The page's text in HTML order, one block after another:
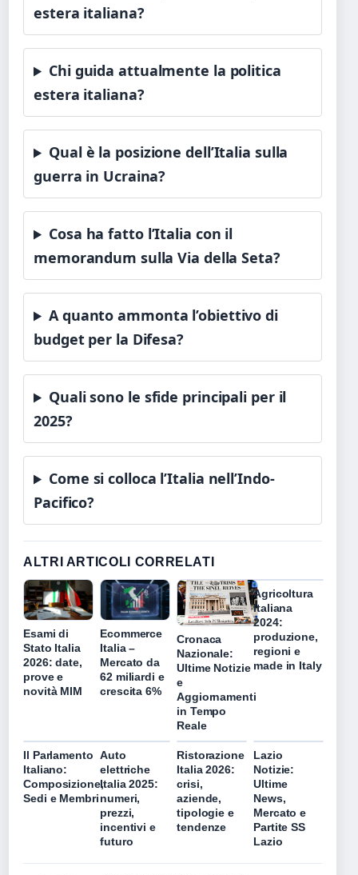
estera italiana?
Chi guida attualmente la politica
estera italiana?
Qual è la posizione dell’Italia sulla
guerra in Ucraina?
Cosa ha fatto l’Italia con il
memorandum sulla Via della Seta?
A quanto ammonta l’obiettivo di
budget per la Difesa?
Quali sono le sfide principali per il
2025?
Come si colloca l’Italia nell’Indo-
Pacifico?
ALTRI ARTICOLI CORRELATI
Esami di
Stato Italia
2026: date,
prove e
novità MIM
Ecommerce
Italia –
Mercato da
62 miliardi e
crescita 6%
Cronaca
Nazionale:
Ultime Notizie
e
Aggiornamenti
in Tempo
Reale
Agricoltura
Italiana
2024:
produzione,
regioni e
made in Italy
Il Parlamento
Italiano:
Composizione,
Sedi e Membri
Auto
elettriche
Italia 2025:
numeri,
prezzi,
incentivi e
futuro
Ristorazione
Italia 2026:
crisi,
aziende,
tipologie e
tendenze
Lazio
Notizie:
Ultime
News,
Mercato e
Partite SS
Lazio